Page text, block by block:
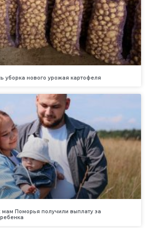
уборка нового урожая картофеля
Поморья получили выплату за